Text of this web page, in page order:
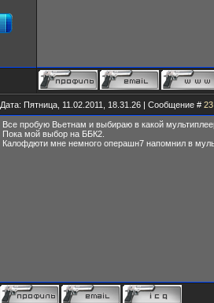
Дата: Пятница, 11.02.2011, 18.31.26 | Сообщение # 23
Все пробую Вьетнам и выбираю в какой
Пока мой выбор на ББК2.
Калофдюти мне немного операшн7 напомнил в